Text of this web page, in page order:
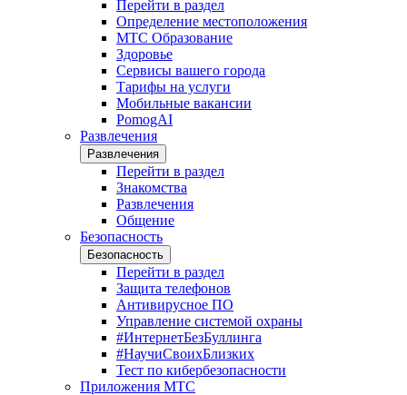
Перейти в раздел
Определение местоположения
МТС Образование
Здоровье
Сервисы вашего города
Тарифы на услуги
Мобильные вакансии
PomogAI
Развлечения
Развлечения
Перейти в раздел
Знакомства
Развлечения
Общение
Безопасность
Безопасность
Перейти в раздел
Защита телефонов
Антивирусное ПО
Управление системой охраны
#ИнтернетБезБуллинга
#НаучиСвоихБлизких
Тест по кибербезопасности
Приложения МТС